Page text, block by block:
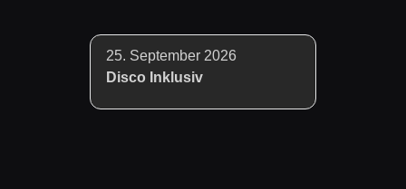
25. September 2026
Disco Inklusiv